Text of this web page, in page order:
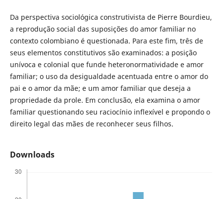
Da perspectiva sociológica construtivista de Pierre Bourdieu,
a reprodução social das suposições do amor familiar no
contexto colombiano é questionada. Para este fim, três de
seus elementos constitutivos são examinados: a posição
unívoca e colonial que funde heteronormatividade e amor
familiar; o uso da desigualdade acentuada entre o amor do
pai e o amor da mãe; e um amor familiar que deseja a
propriedade da prole. Em conclusão, ela examina o amor
familiar questionando seu raciocínio inflexível e propondo o
direito legal das mães de reconhecer seus filhos.
Downloads